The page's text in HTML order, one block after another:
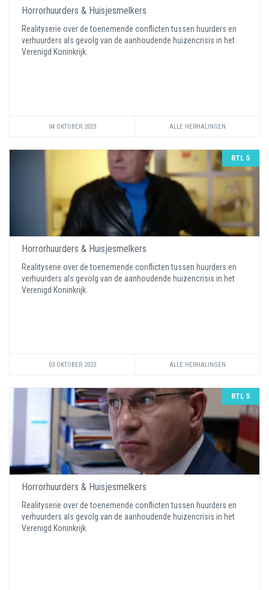
Horrorhuurders & Huisjesmelkers
Realityserie over de toenemende conflicten tussen huurders en
verhuurders als gevolg van de aanhoudende huizencrisis in het
Verenigd Koninkrijk.
04 OKTOBER 2023 ALLE HERHALINGEN
RTL 5
Horrorhuurders & Huisjesmelkers
Realityserie over de toenemende conflicten tussen huurders en
verhuurders als gevolg van de aanhoudende huizencrisis in het
Verenigd Koninkrijk.
03 OKTOBER 2023 ALLE HERHALINGEN
RTL 5
Horrorhuurders & Huisjesmelkers
Realityserie over de toenemende conflicten tussen huurders en
verhuurders als gevolg van de aanhoudende huizencrisis in het
Verenigd Koninkrijk.